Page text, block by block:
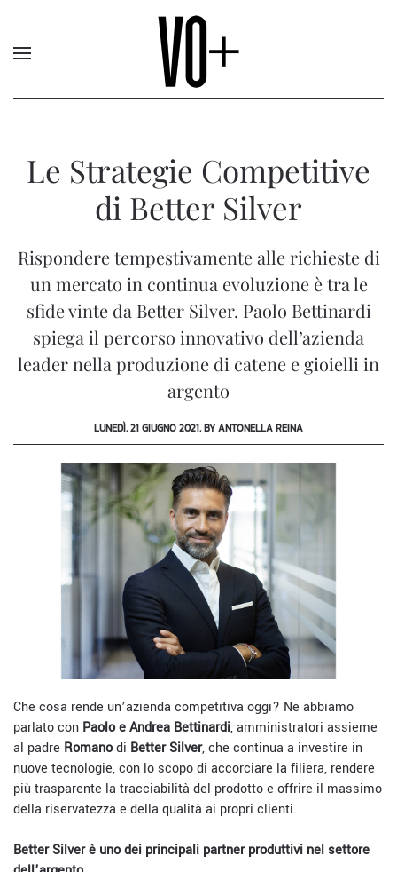
Le Strategie Competitive
di Better Silver
Rispondere tempestivamente alle richieste di
un mercato in continua evoluzione è tra le
sfide vinte da Better Silver. Paolo Bettinardi
spiega il percorso innovativo dell’azienda
leader nella produzione di catene e gioielli in
argento
LUNEDÌ, 21 GIUGNO 2021, BY ANTONELLA REINA
Che cosa rende un’azienda competitiva oggi? Ne abbiamo
parlato con Paolo e Andrea Bettinardi, amministratori assieme
al padre Romanodi Better Silver, che continua a investire in
nuove tecnologie, con lo scopo di accorciare la filiera, rendere
più trasparente la tracciabilità del prodotto e offrire il massimo
della riservatezza e della qualità ai propri clienti.
Better Silver è uno dei principali partner produttivi nel settore